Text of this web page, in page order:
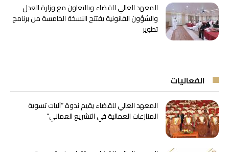
المعهد العالي للقضاء وبالتعاون مع وزارة العدل
والشؤون القانونية يفتتح النسخة الخامسة من برنامج
تطوير
الفعاليات
المعهد العالي للقضاء يقيم ندوة “آليات تسوية
المنازعات العمالية في التشريع العماني”